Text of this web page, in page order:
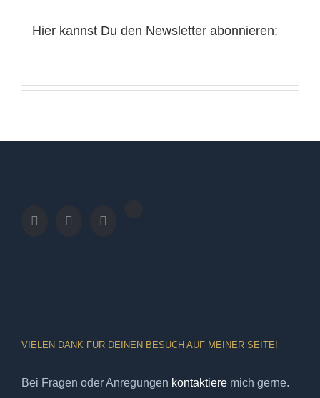
Hier kannst Du den Newsletter abonnieren:
VIELEN DANK FÜR DEINEN BESUCH AUF MEINER SEITE!
Bei Fragen oder Anregungen kontaktiere mich gerne.